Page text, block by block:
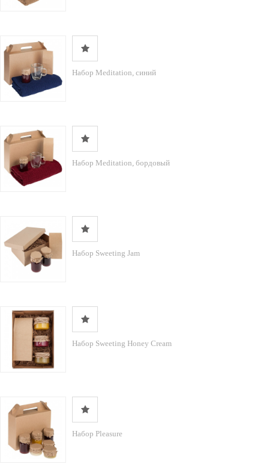
Набор Meditation, синий
Набор Meditation, бордовый
Набор Sweeting Jam
Набор Sweeting Honey Cream
Набор Pleasure